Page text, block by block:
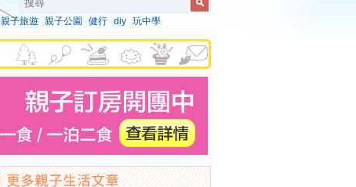
親子旅遊 親子公園 健行 diy 玩中學